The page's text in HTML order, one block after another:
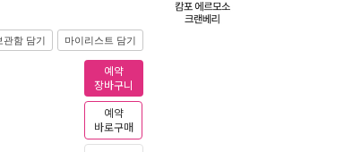
관함 담기 마이리스트 담기
예약
장바구니
예약
바로구매